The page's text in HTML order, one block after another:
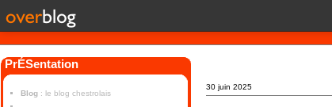
PrÉSentation
Blog : le blog chestrolais
30 juin 2025